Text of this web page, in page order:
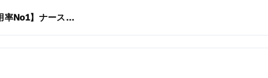
【看護師愛用率No1】ナースリーで人気の商品はコレ